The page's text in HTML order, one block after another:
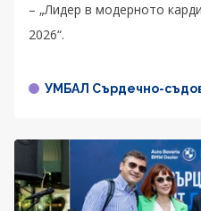
– „Лидер в модерното
2026“.
УМБАЛ Сърдечно-